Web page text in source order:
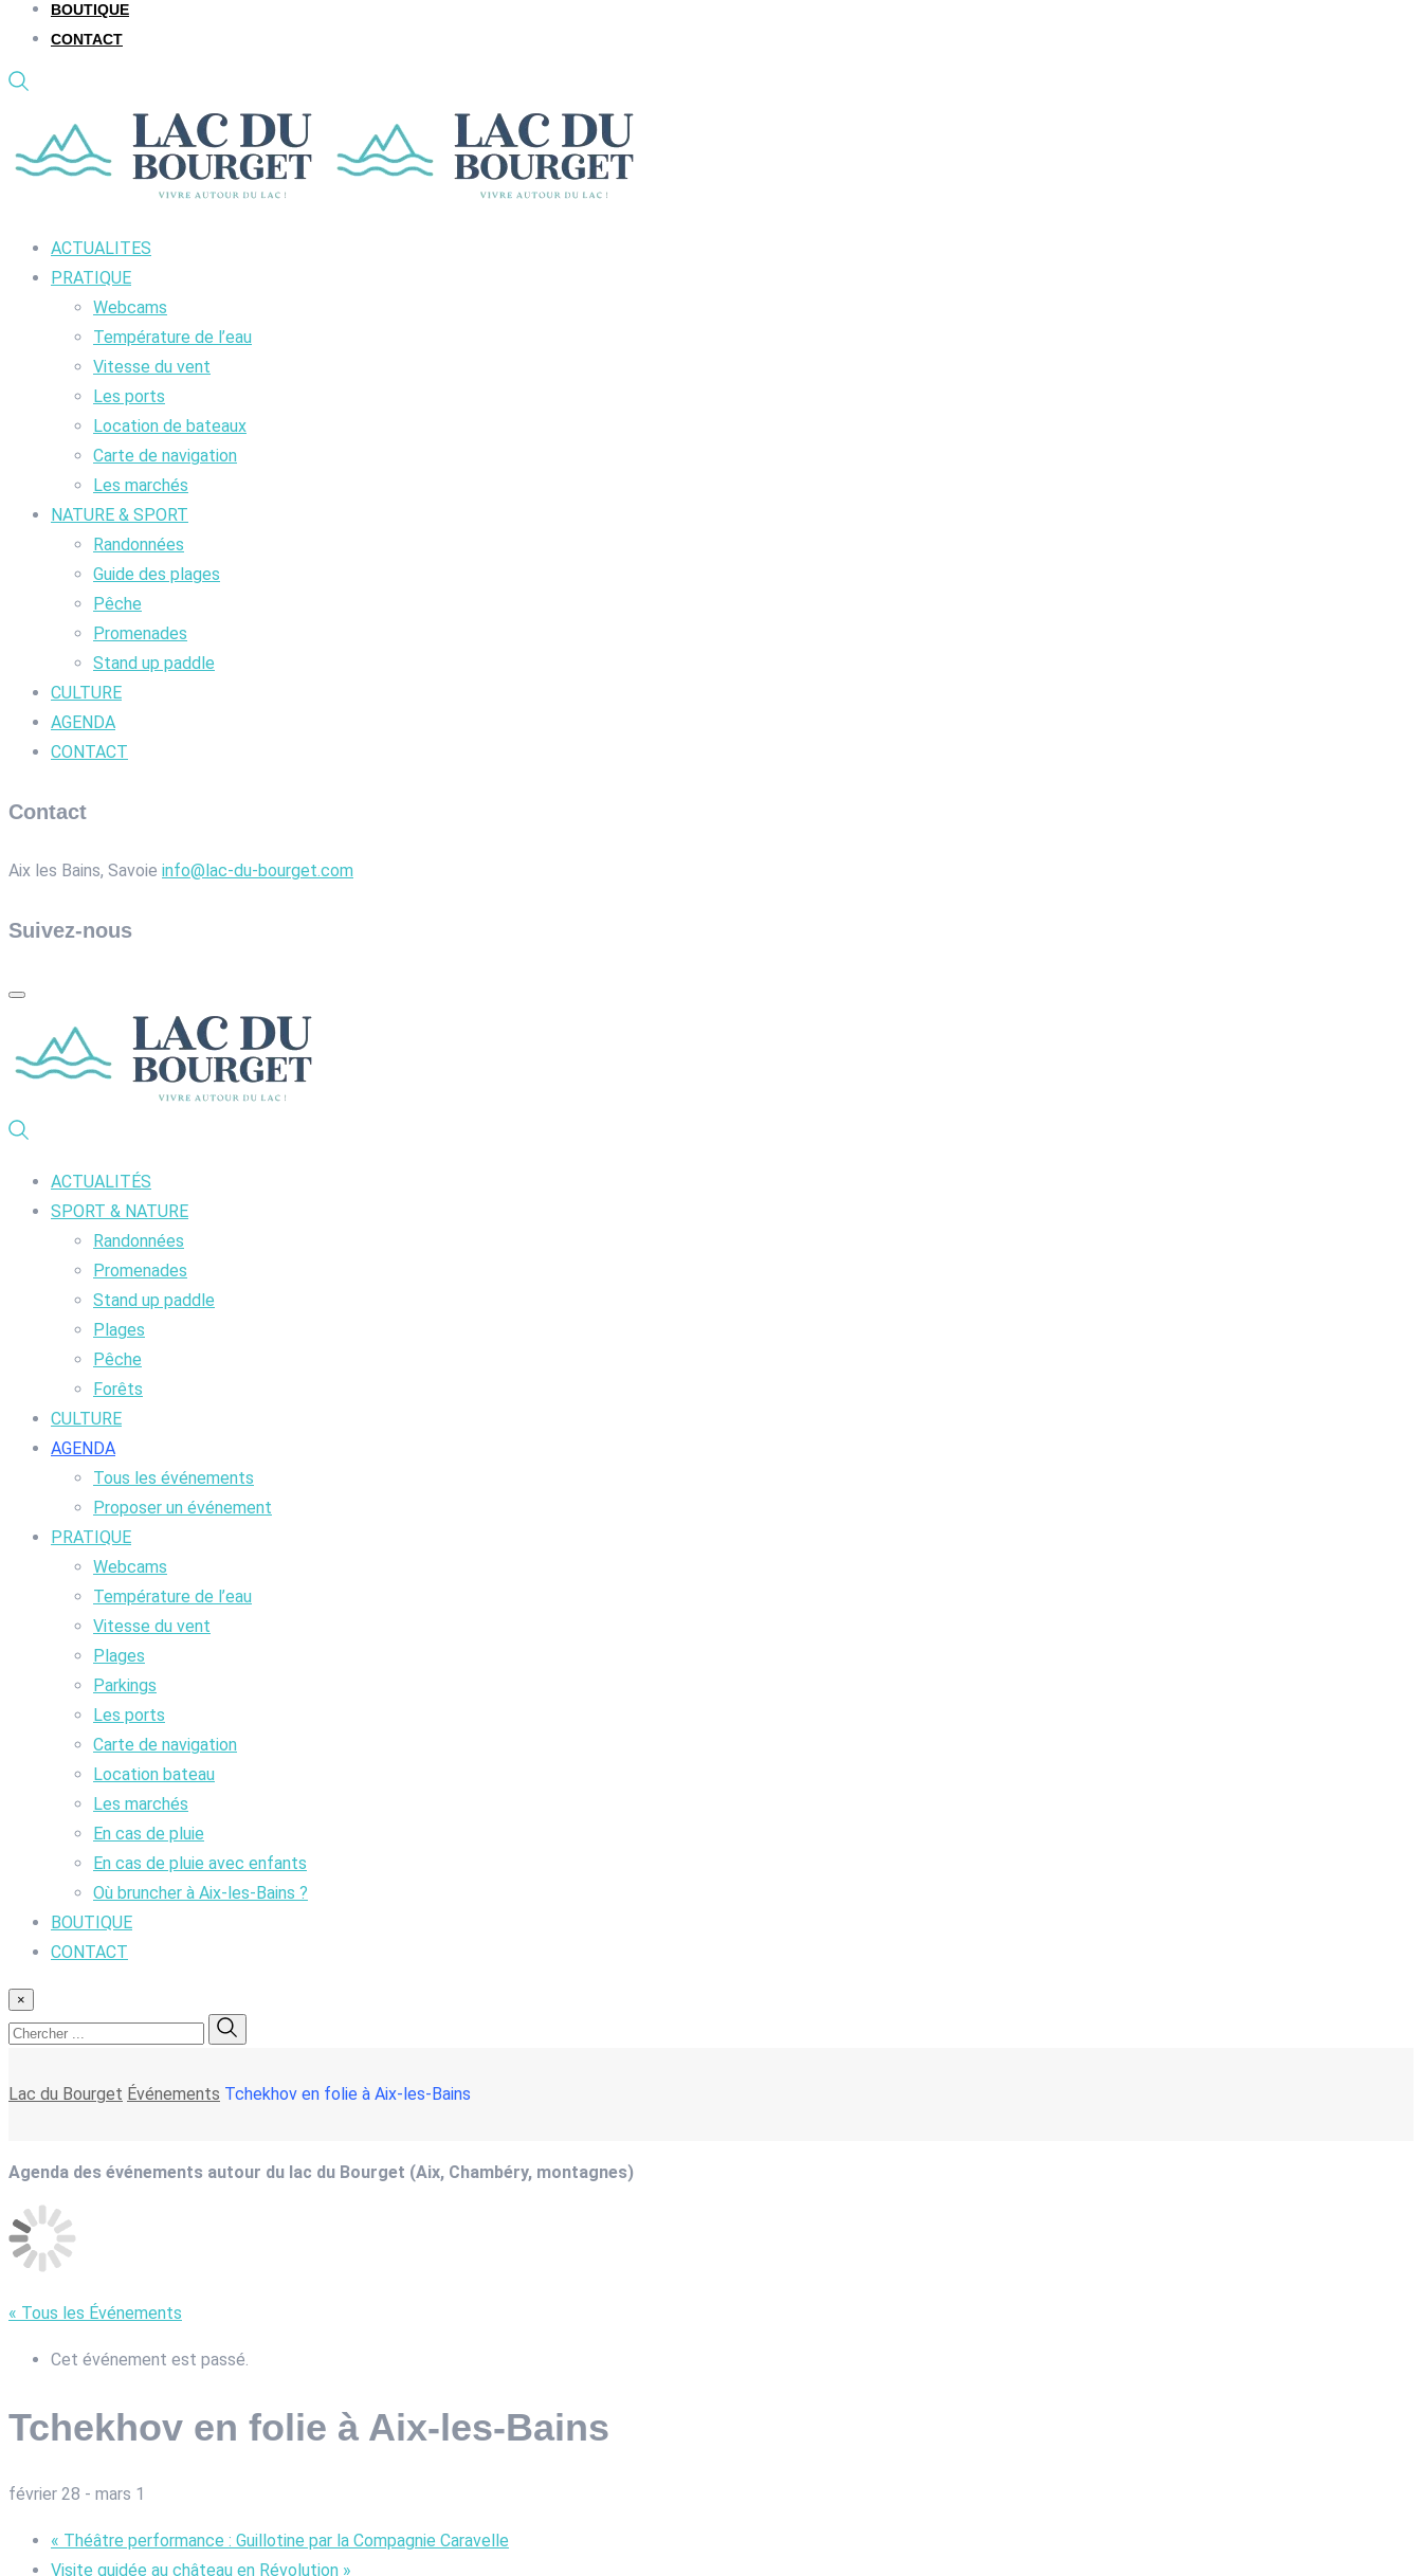
BOUTIQUE
CONTACT
ACTUALITES
PRATIQUE
Webcams
Température de l’eau
Vitesse du vent
Les ports
Location de bateaux
Carte de navigation
Les marchés
NATURE & SPORT
Randonnées
Guide des plages
Pêche
Promenades
Stand up paddle
CULTURE
AGENDA
CONTACT
Contact
Aix les Bains, Savoie info@lac-du-bourget.com
Suivez-nous
ACTUALITÉS
SPORT & NATURE
Randonnées
Promenades
Stand up paddle
Plages
Pêche
Forêts
CULTURE
AGENDA
Tous les événements
Proposer un événement
PRATIQUE
Webcams
Température de l’eau
Vitesse du vent
Plages
Parkings
Les ports
Carte de navigation
Location bateau
Les marchés
En cas de pluie
En cas de pluie avec enfants
Où bruncher à Aix-les-Bains ?
BOUTIQUE
CONTACT
×
Lac du Bourget Événements Tchekhov en folie à Aix-les-Bains
Agenda des événements autour du lac du Bourget (Aix, Chambéry, montagnes)
« Tous les Événements
Cet événement est passé.
Tchekhov en folie à Aix-les-Bains
février 28 - mars 1
« Théâtre performance : Guillotine par la Compagnie Caravelle
Visite guidée au château en Révolution »